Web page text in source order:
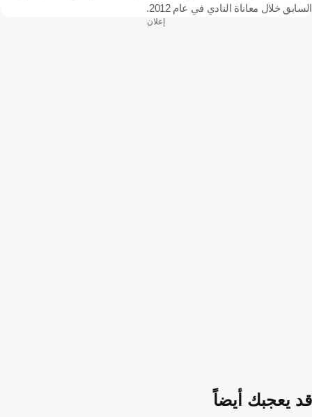
السابق خلال معاناة النادي في عام 2012.
إعلان
قد يعجبك أيضاً